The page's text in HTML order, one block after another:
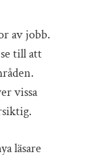
av jobb.
till att
vissa
läsare